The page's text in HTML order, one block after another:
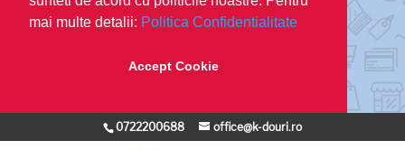
mai multe detalii: Politica Confidentialitate
Accept Cookie
0722200688 office@k-douri.ro